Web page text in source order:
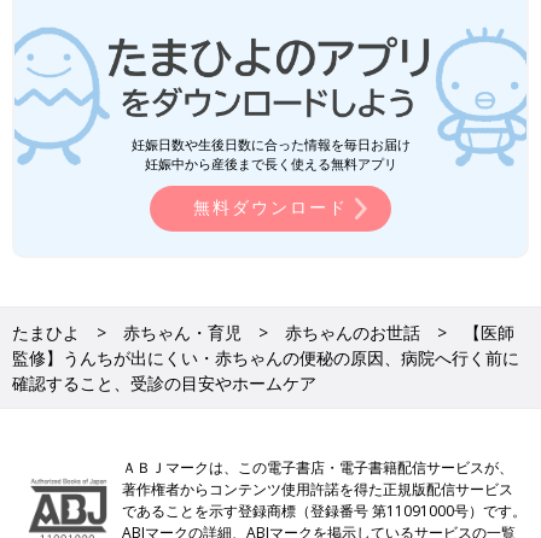
妊娠日数や生後日数に合った情報を毎日お届け
妊娠中から産後まで長く使える無料アプリ
無料ダウンロード
たまひよ 赤ちゃん・育児 赤ちゃんのお世話
【医師
監修】うんちが出にくい・赤ちゃんの便秘の原因、病院へ行く前に
確認すること、受診の目安やホームケア
ＡＢＪマークは、この電子書店・電子書籍配信サービスが、
著作権者からコンテンツ使用許諾を得た正規版配信サービス
であることを示す登録商標（登録番号 第11091000号）です。
ABJマークの詳細、ABJマークを掲示しているサービスの一覧